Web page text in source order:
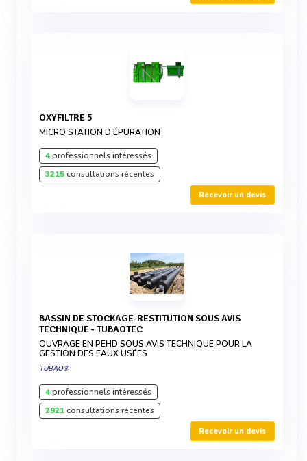
OXYFILTRE 5
MICRO STATION D'ÉPURATION
4professionnels intéressés
3215consultations récentes
Recevoir un devis
BASSIN DE STOCKAGE-RESTITUTION SOUS AVIS
TECHNIQUE - TUBAOTEC
OUVRAGE EN PEHD SOUS AVIS TECHNIQUE POUR LA
GESTION DES EAUX USÉES
TUBAO®
4professionnels intéressés
2921consultations récentes
Recevoir un devis